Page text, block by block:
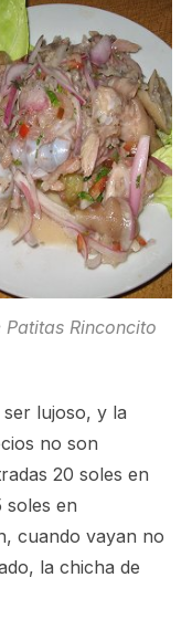
Rinconcito
lujoso, y la
no son
20 soles en
soles en
cuando vayan no
la chicha de